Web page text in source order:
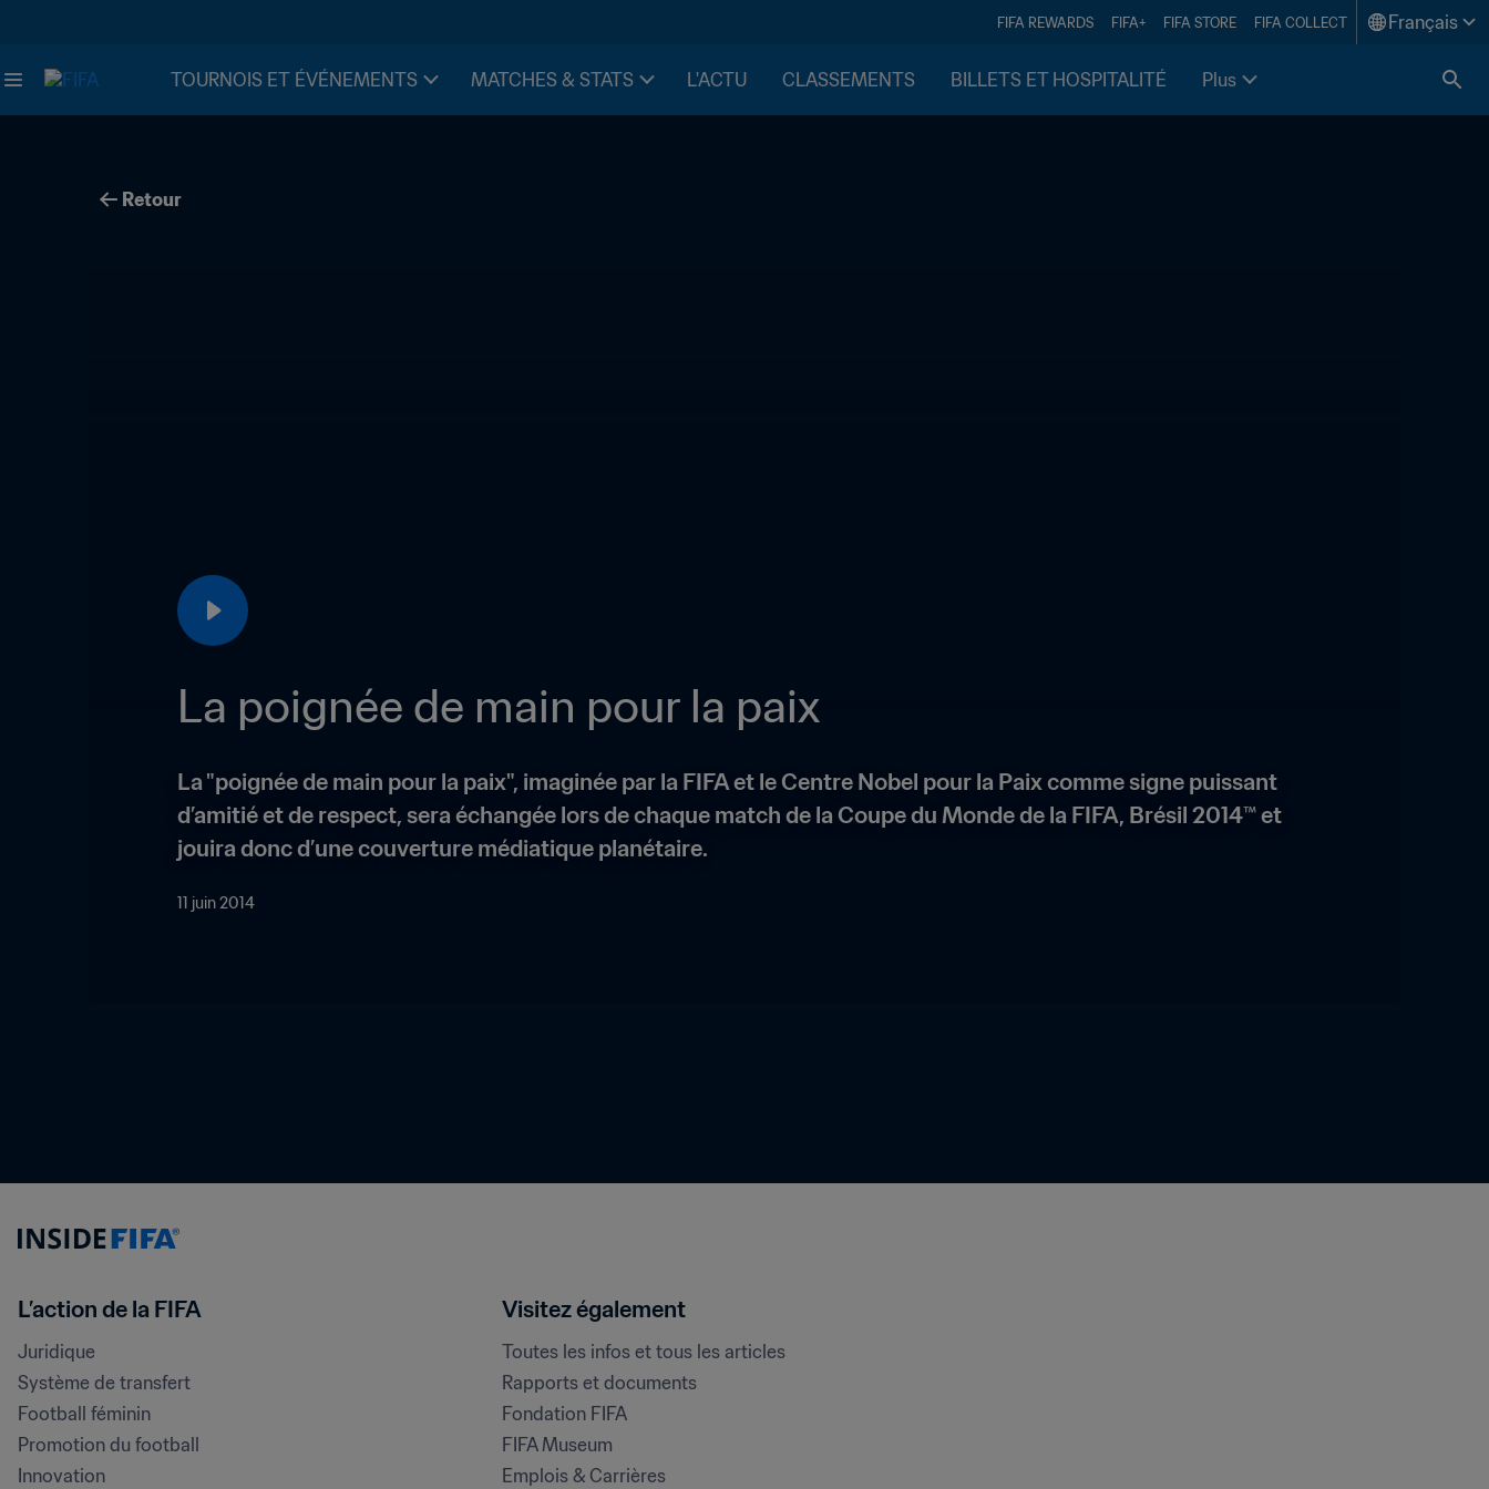
FIFA REWARDS FIFA+ FIFA STORE FIFA COLLECT Français
TOURNOIS ET ÉVÉNEMENTS MATCHES & STATS L'ACTU CLASSEMENTS BILLETS ET HOSPITALITÉ Plus
Retour
La poignée de main pour la paix
La "poignée de main pour la paix", imaginée par la FIFA et le Centre Nobel pour la Paix comme signe puissant
d’amitié et de respect, sera échangée lors de chaque match de la Coupe du Monde de la FIFA, Brésil 2014™ et
jouira donc d’une couverture médiatique planétaire.
11 juin 2014
L’action de la FIFA
Juridique
Système de transfert
Football féminin
Promotion du football
Innovation
Visitez également
Toutes les infos et tous les articles
Rapports et documents
Fondation FIFA
FIFA Museum
Emplois & Carrières